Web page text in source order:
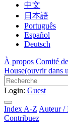
中文
日本語
Português
Español
Deutsch
À propos Comité
House(ouvrir dans
Login: Guest
Index A-Z Auteur /
Contribuez